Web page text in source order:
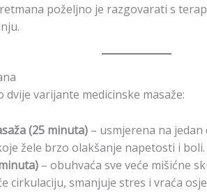
poželjno je razgovarati s
dvije varijante medicinske masaže:
(25 minuta) – usmjerena na
žele brzo olakšanje napetosti i boli.
– obuhvaća sve veće mišićne
cirkulaciju, smanjuje stres i vraća